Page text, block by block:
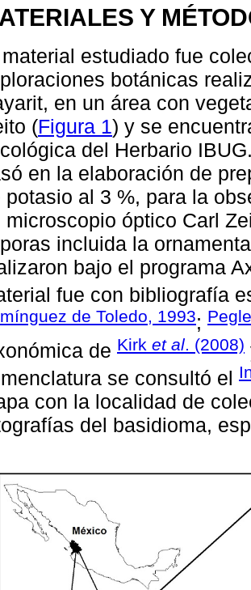
Y
estudiado fue
botánicas
en un área con
(Figura 1) y se
del Herbario
en la elaboración de
potasio al 3 %, para la
microscopio óptico Carl
incluida la
bajo el programa
fue con bibliografía
de Toledo, 1993;
de Kirk et al. (2008)
se consultó el
con la localidad de
del basidioma,